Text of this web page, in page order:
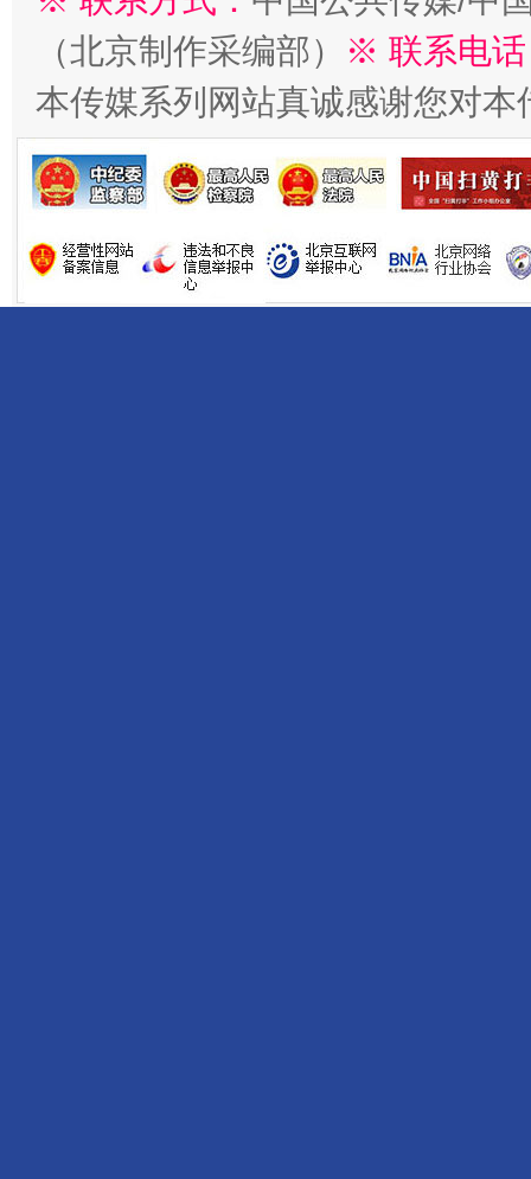
（北京制作采编部）
※ 联系电
本传媒系列网站真诚感谢您对